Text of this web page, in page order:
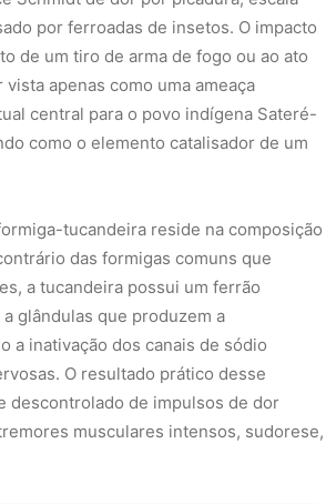
por ferroadas de insetos. O impacto
de um tiro de arma de fogo ou ao ato
apenas como uma ameaça
central para o povo indígena Sateré-
como o elemento catalisador de um
tucandeira reside na composição
das formigas comuns que
a tucandeira possui um ferrão
glândulas que produzem a
a inativação dos canais de sódio
O resultado prático desse
descontrolado de impulsos de dor
musculares intensos, sudorese,